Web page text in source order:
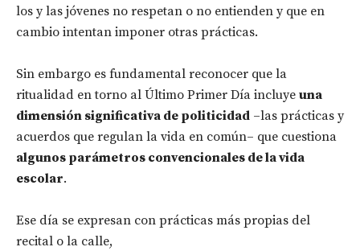
los y las jóvenes no respetan o no entienden y que en
cambio intentan imponer otras prácticas.
Sin embargo es fundamental reconocer que la
ritualidad en torno al Último Primer Día incluye una
dimensión significativa de politicidad –las prácticas y
acuerdos que regulan la vida en común– que cuestiona
algunos parámetros convencionales de la vida
escolar.
Ese día se expresan con prácticas más propias del
recital o la calle,